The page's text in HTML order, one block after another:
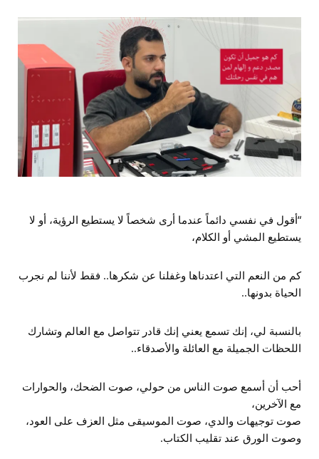
“أقول في نفسي دائماً عندما أرى شخصاً لا يستطيع الرؤية، أو لا
يستطيع المشي أو الكلام،
كم من النعم التي اعتدناها وغفلنا عن شكرها.. فقط لأننا لم نجرب
الحياة بدونها..
بالنسبة لي، إنك تسمع يعني إنك قادر تتواصل مع العالم وتشارك
اللحظات الجميلة مع العائلة والأصدقاء..
أحب أن أسمع صوت الناس من حولي، صوت الضحك، والحوارات
مع الآخرين،
صوت توجيهات والدي، صوت الموسيقى مثل العزف على العود،
وصوت الورق عند تقليب الكتاب.